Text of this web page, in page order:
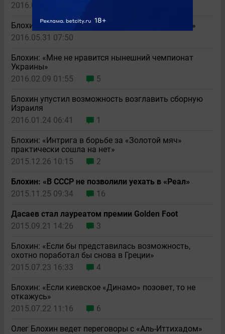
2016.06.05 01:00
Блохин: «Каждый из моих голов был памятным»
2016.05.31 07:50
Блохин: «Мне не нравится нынешний чемпионат
Украины»
2016.02.09 01:55
5
Блохин упустил возможность возглавить сборную
Израиля
2016.01.24 06:41
1
Блохин: «Интрига в борьбе за «Золотой мяч»
практически сошла на нет»
2015.12.26 10:15
2
Блохин: «В СССР не позволили уехать в «Реал»
2015.11.25 09:34
16
Дасаев стал лауреатом премии Golden Foot
2015.09.21 14:26
3
Блохин: «Если бы представилась возможность,
охотно поработал бы снова в Греции»
2015.07.23 16:33
4
Блохин: «Если киевское «Динамо» позовет, то не
откажусь»
2015.07.22 11:16
6
Олег Блохин ведет переговоры с «Аль-Иттихадом»